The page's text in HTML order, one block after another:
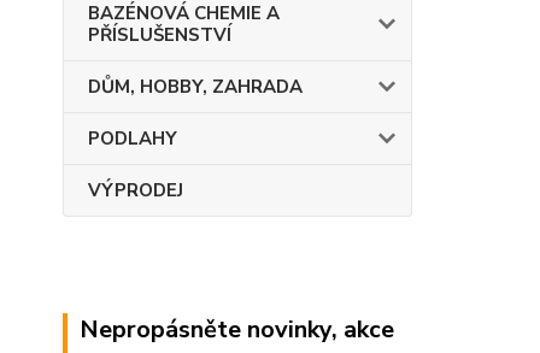
BAZÉNOVÁ CHEMIE A
PŘÍSLUŠENSTVÍ
DŮM, HOBBY, ZAHRADA
PODLAHY
VÝPRODEJ
Nepropásněte novinky, akce